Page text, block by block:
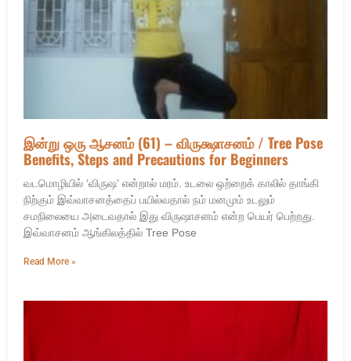
இன்று ஒரு ஆசனம் (61) – விருக்ஷாசனம் / Tree Pose
Benefits, Steps and Precautions for Beginners
வடமொழியில் ‘விருஷ’ என்றால் மரம். உடலை ஒற்றைக் காலில் தாங்கி
நிற்கும் இவ்வாசனத்தைப் பயில்வதால் நம் மனமும் உடலும்
சமநிலையை அடைவதால் இது விருஷாசனம் என்ற பெயர் பெற்றது.
இவ்வாசனம் ஆங்கிலத்தில் Tree Pose
Read More »